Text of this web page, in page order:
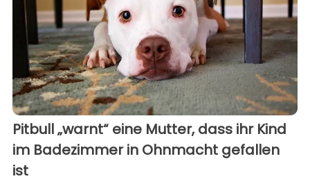
Pitbull „warnt“ eine Mutter, dass ihr Kind
im Badezimmer in Ohnmacht gefallen
ist